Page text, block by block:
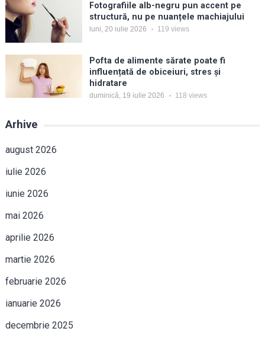
Fotografiile alb-negru pun accent pe
structură, nu pe nuanțele machiajului
luni, 20 iulie 2026 119 views
Pofta de alimente sărate poate fi
influențată de obiceiuri, stres și
hidratare
duminică, 19 iulie 2026 118 views
Arhive
august 2026
iulie 2026
iunie 2026
mai 2026
aprilie 2026
martie 2026
februarie 2026
ianuarie 2026
decembrie 2025